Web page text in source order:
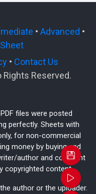
• Advanced •
• Contact Us
Rights Reserved.
files were posted
perfectly. Sheets with
for non-commercial
money by buying and
author and copyright
copyrighted content.
author or the uploader.